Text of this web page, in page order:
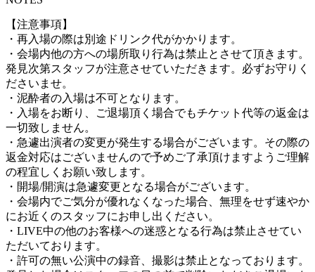
【注意事項】
・再入場の際は別途ドリンク代がかかります。
・会場内他の方への場所取り行為は禁止とさせて頂きます。
発見次第スタッフが注意させていただきます。必ずお守りく
ださいませ。
・泥酔者の入場は不可となります。
・入場をお断り、ご退場頂く場合でもチケット代等の返金は
一切致しません。
・急遽出演者の変更が発生する場合がございます。その際の
返金対応はございませんので予めご了承頂けますようご理解
の程宜しくお願い致します。
・開場/開演は急遽変更となる場合がございます。
・会場内でご気分が優れなくなった場合、無理をせず速やか
にお近くのスタッフにお申し出ください。
・LIVE中の他のお客様への迷惑となる行為は禁止させてい
ただいております。
・許可の無い公演中の録音、撮影は禁止となっております。